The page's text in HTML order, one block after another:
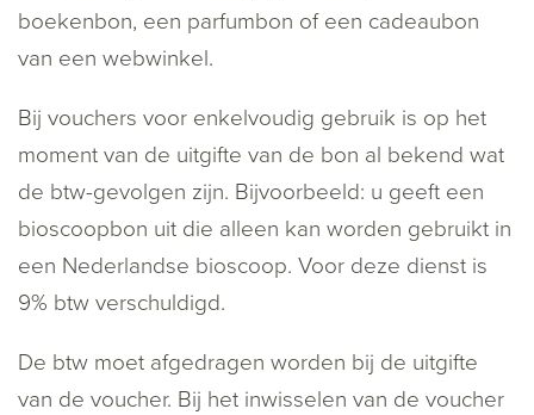
boekenbon, een parfumbon of een cadeaubon
van een webwinkel.
Bij vouchers voor enkelvoudig gebruik is op het
moment van de uitgifte van de bon al bekend wat
de btw-gevolgen zijn. Bijvoorbeeld: u geeft een
bioscoopbon uit die alleen kan worden gebruikt in
een Nederlandse bioscoop. Voor deze dienst is
9% btw verschuldigd.
De btw moet afgedragen worden bij de uitgifte
van de voucher. Bij het inwisselen van de voucher